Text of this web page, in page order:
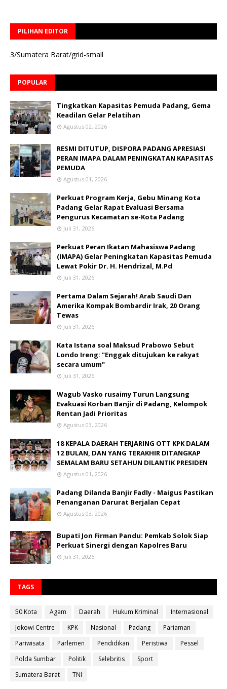
PILIHAN EDITOR
3/Sumatera Barat/grid-small
POPULAR
Tingkatkan Kapasitas Pemuda Padang, Gema
Keadilan Gelar Pelatihan
Agustus 02, 2026
RESMI DITUTUP, DISPORA PADANG APRESIASI
PERAN IMAPA DALAM PENINGKATAN KAPASITAS
PEMUDA
Agustus 01, 2026
Perkuat Program Kerja, Gebu Minang Kota
Padang Gelar Rapat Evaluasi Bersama
Pengurus Kecamatan se-Kota Padang
Juli 31, 2026
Perkuat Peran Ikatan Mahasiswa Padang
(IMAPA) Gelar Peningkatan Kapasitas Pemuda
Lewat Pokir Dr. H. Hendrizal, M.Pd
Juli 31, 2026
Pertama Dalam Sejarah! Arab Saudi Dan
Amerika Kompak Bombardir Irak, 20 Orang
Tewas
Juli 31, 2026
Kata Istana soal Maksud Prabowo Sebut
Londo Ireng: "Enggak ditujukan ke rakyat
secara umum"
Juli 31, 2026
Wagub Vasko rusaimy Turun Langsung
Evakuasi Korban Banjir di Padang, Kelompok
Rentan Jadi Prioritas
Agustus 03, 2026
18 KEPALA DAERAH TERJARING OTT KPK DALAM
12 BULAN, DAN YANG TERAKHIR DITANGKAP
SEMALAM BARU SETAHUN DILANTIK PRESIDEN
Agustus 01, 2026
Padang Dilanda Banjir Fadly - Maigus Pastikan
Penanganan Darurat Berjalan Cepat
Agustus 03, 2026
Bupati Jon Firman Pandu: Pemkab Solok Siap
Perkuat Sinergi dengan Kapolres Baru
Juli 31, 2026
TAGS
50 Kota Agam Daerah Hukum Kriminal
Internasional
Jokowi Centre
KPK Nasional Padang
Pariaman
Pariwisata
Parlemen Pendidikan Peristiwa
Pessel
Polda Sumbar
Politik Selebritis
Sport
Sumatera Barat
TNI